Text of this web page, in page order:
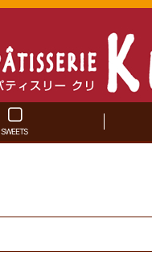
SWEETS